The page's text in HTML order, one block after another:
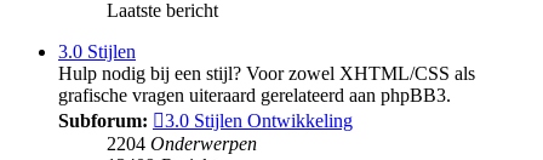
Laatste bericht
3.0 Stijlen
Hulp nodig bij een stijl? Voor zowel XHTML/CSS als
grafische vragen uiteraard gerelateerd aan phpBB3.
Subforum:
3.0 Stijlen Ontwikkeling
2204 Onderwerpen